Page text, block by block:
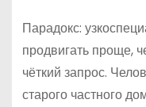
Парадокс:
продвигать проще,
чёткий запрос.
старого частного